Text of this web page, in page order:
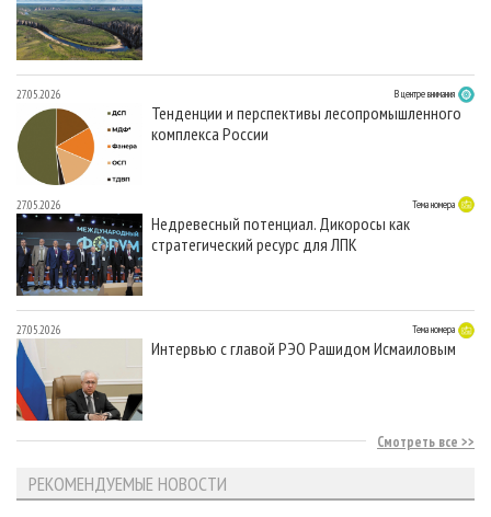
27.05.2026 В центре внимания
Тенденции и перспективы лесопромышленного
комплекса России
27.05.2026 Тема номера
Недревесный потенциал. Дикоросы как
стратегический ресурс для ЛПК
27.05.2026 Тема номера
Интервью с главой РЭО Рашидом Исмаиловым
Смотреть все
РЕКОМЕНДУЕМЫЕ НОВОСТИ